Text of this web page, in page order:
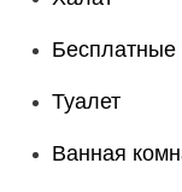
Бесплатные
Туалет
Ванная